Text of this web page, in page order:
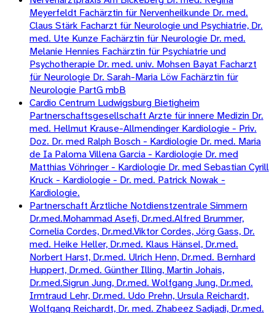
Meyerfeldt Fachärztin für Nervenheilkunde Dr. med.
Claus Stärk Facharzt für Neurologie und Psychiatrie, Dr.
med. Ute Kunze Fachärztin für Neurologie Dr. med.
Melanie Hennies Fachärztin für Psychiatrie und
Psychotherapie Dr. med. univ. Mohsen Bayat Facharzt
für Neurologie Dr. Sarah-Maria Löw Fachärztin für
Neurologie PartG mbB
Cardio Centrum Ludwigsburg Bietigheim
Partnerschaftsgesellschaft Arzte für innere Medizin Dr.
med. Hellmut Krause-Allmendinger Kardiologie - Priv.
Doz. Dr. med Ralph Bosch - Kardiologie Dr. med. Maria
de Ia Paloma Villena Garcia - Kardiologie Dr. med
Matthias Vöhringer - Kardiologie Dr. med Sebastian Cyrill
Kruck - Kardiologie - Dr. med. Patrick Nowak -
Kardiologie.
Partnerschaft Ärztliche Notdienstzentrale Simmern
Dr.med.Mohammad Asefi, Dr.med.Alfred Brummer,
Cornelia Cordes, Dr.med.Viktor Cordes, Jörg Gass, Dr.
med. Heike Heller, Dr.med. Klaus Hänsel, Dr.med.
Norbert Harst, Dr.med. Ulrich Henn, Dr.med. Bernhard
Huppert, Dr.med. Günther Illing, Martin Johais,
Dr.med.Sigrun Jung, Dr.med. Wolfgang Jung, Dr.med.
Irmtraud Lehr, Dr.med. Udo Prehn, Ursula Reichardt,
Wolfgang Reichardt, Dr. med. Zhabeez Sadjadi, Dr.med.